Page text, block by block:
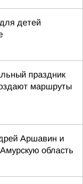
детей
праздник
маршруты
Аршавин и
область